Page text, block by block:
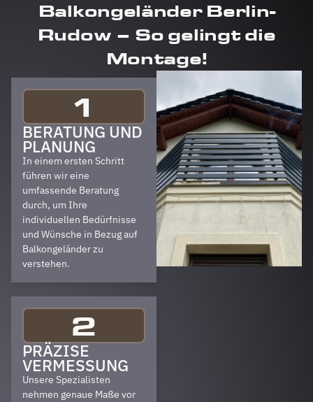
Balkongeländer Berlin-
Rudow – So gelingt die
Montage!
1
BERATUNG UND
PLANUNG
In einem ersten Schritt
führen wir eine
umfassende Beratung
durch, um Ihre
individuellen Bedürfnisse
und Wünsche in Bezug auf
Balkongeländer zu
verstehen.
2
PRÄZISE
VERMESSUNG
Unsere Spezialisten
nehmen genaue Maße vor